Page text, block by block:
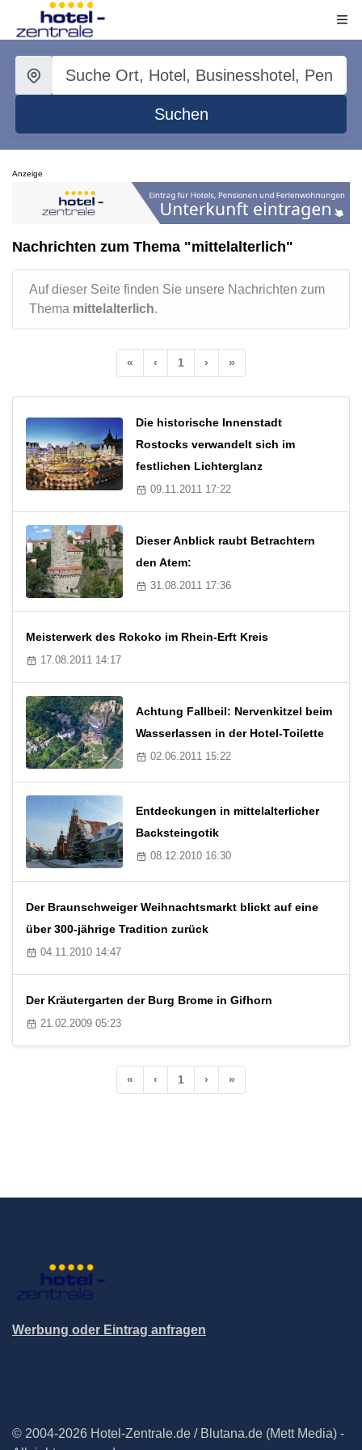
Suchen
Anzeige
Nachrichten zum Thema "mittelalterlich"
Auf dieser Seite finden Sie unsere Nachrichten zum
Thema mittelalterlich.
« ‹ 1 › »
Die historische Innenstadt
Rostocks verwandelt sich im
festlichen Lichterglanz
09.11.2011 17:22
Dieser Anblick raubt Betrachtern
den Atem:
31.08.2011 17:36
Meisterwerk des Rokoko im Rhein-Erft Kreis
17.08.2011 14:17
Achtung Fallbeil: Nervenkitzel beim
Wasserlassen in der Hotel-Toilette
02.06.2011 15:22
Entdeckungen in mittelalterlicher
Backsteingotik
08.12.2010 16:30
Der Braunschweiger Weihnachtsmarkt blickt auf eine
über 300-jährige Tradition zurück
04.11.2010 14:47
Der Kräutergarten der Burg Brome in Gifhorn
21.02.2009 05:23
« ‹ 1 › »
Werbung oder Eintrag anfragen
© 2004-2026 Hotel-Zentrale.de / Blutana.de (Mett Media) -